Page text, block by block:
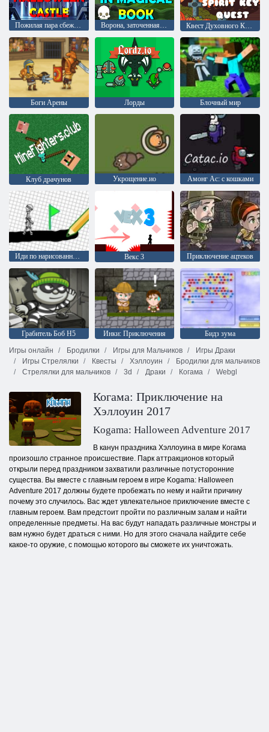
Квест Духовного Ключа
Боги Арены Лорды Блочный мир
Клуб драчунов Укрощение.ио Амонг Ас: с кошками
Иди по нарисованному Векс 3 Приключение ацтеков
Грабитель Боб H5 Инки: Приключения
Бидз зума
Игры онлайн
Бродилки Игры для Мальчиков
Игры Драки
Игры Стрелялки
Квесты Хэллоуин
Бродилки для мальчиков
Стрелялки для мальчиков
3d Драки Когама Webgl
Когама: Приключение на
Хэллоуин 2017
Kogama: Halloween Adventure 2017
В канун праздника Хэллоуина в мире Когама
произошло странное происшествие. Парк аттракционов который
открыли перед праздником захватили различные потусторонние
существа. Вы вместе с главным героем в игре Kogama: Halloween
Adventure 2017 должны будете пробежать по нему и найти причину
почему это случилось. Вас ждет увлекательное приключение вместе с
главным героем. Вам предстоит пройти по различным залам и найти
определенные предметы. На вас будут нападать различные монстры и
вам нужно будет драться с ними. Но для этого сначала найдите себе
какое-то оружие, с помощью которого вы сможете их уничтожать.